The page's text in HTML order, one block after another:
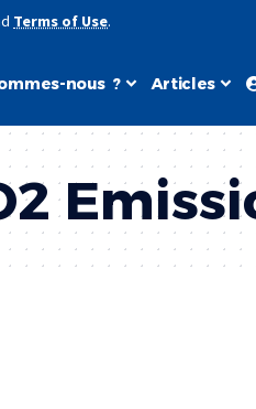
Terms of Use.
nous ? Articles